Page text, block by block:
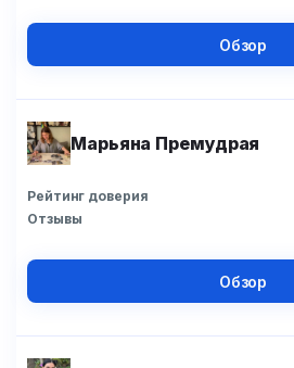
Обзор
Марьяна Премудрая
Рейтинг доверия
Отзывы
Обзор